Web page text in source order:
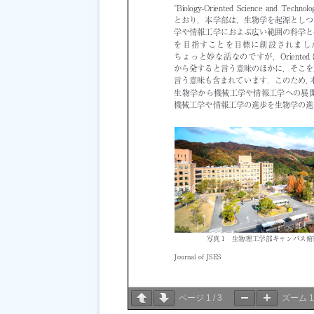
ページ 1 / 3 ズーム